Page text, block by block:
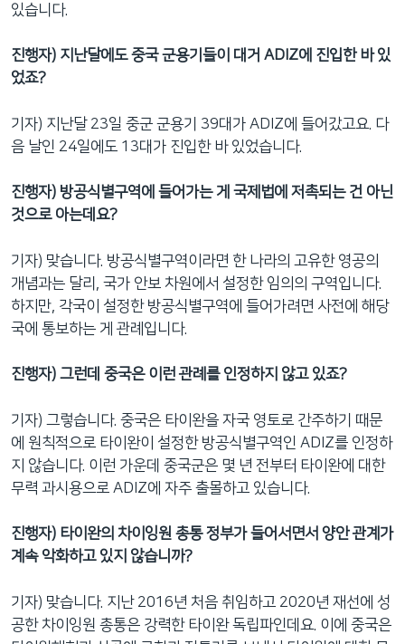
있습니다.
진행자) 지난달에도 중국 군용기들이 대거 ADIZ에 진입한 바 있
었죠?
기자) 지난달 23일 중군 군용기 39대가 ADIZ에 들어갔고요. 다
음 날인 24일에도 13대가 진입한 바 있었습니다.
진행자) 방공식별구역에 들어가는 게 국제법에 저촉되는 건 아닌
것으로 아는데요?
기자) 맞습니다. 방공식별구역이라면 한 나라의 고유한 영공의
개념과는 달리, 국가 안보 차원에서 설정한 임의의 구역입니다.
하지만, 각국이 설정한 방공식별구역에 들어가려면 사전에 해당
국에 통보하는 게 관례입니다.
진행자) 그런데 중국은 이런 관례를 인정하지 않고 있죠?
기자) 그렇습니다. 중국은 타이완을 자국 영토로 간주하기 때문
에 원칙적으로 타이완이 설정한 방공식별구역인 ADIZ를 인정하
지 않습니다. 이런 가운데 중국군은 몇 년 전부터 타이완에 대한
무력 과시용으로 ADIZ에 자주 출몰하고 있습니다.
진행자) 타이완의 차이잉원 총통 정부가 들어서면서 양안 관계가
계속 악화하고 있지 않습니까?
기자) 맞습니다. 지난 2016년 처음 취임하고 2020년 재선에 성
공한 차이잉원 총통은 강력한 타이완 독립파인데요. 이에 중국은